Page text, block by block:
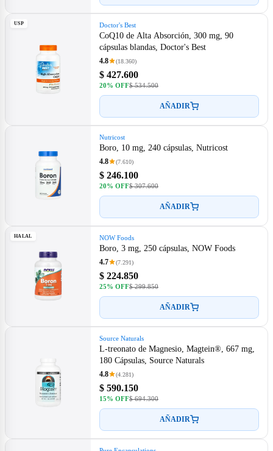
USP Doctor's Best
CoQ10 de Alta Absorción, 300 mg, 90
cápsulas blandas, Doctor's Best
4.8 (18.360)
$ 427.600
20% OFF$ 534.500
AÑADIR
Nutricost
Boro, 10 mg, 240 cápsulas, Nutricost
4.8 (7.610)
$ 246.100
20% OFF$ 307.600
AÑADIR
HALAL NOW Foods
Boro, 3 mg, 250 cápsulas, NOW Foods
4.7 (7.291)
$ 224.850
25% OFF$ 299.850
AÑADIR
Source Naturals
L-treonato de Magnesio, Magtein®, 667 mg,
180 Cápsulas, Source Naturals
4.8 (4.281)
$ 590.150
15% OFF$ 694.300
AÑADIR